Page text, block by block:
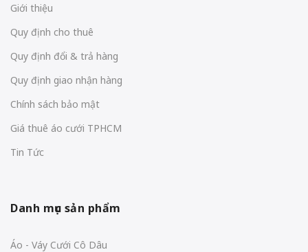
Giới thiệu
Quy định cho thuê
Quy định đổi & trả hàng
Quy định giao nhận hàng
Chính sách bảo mật
Giá thuê áo cưới TPHCM
Tin Tức
Danh mục sản phẩm
Áo - Váy Cưới Cô Dâu